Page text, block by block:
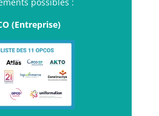
(Entreprise)